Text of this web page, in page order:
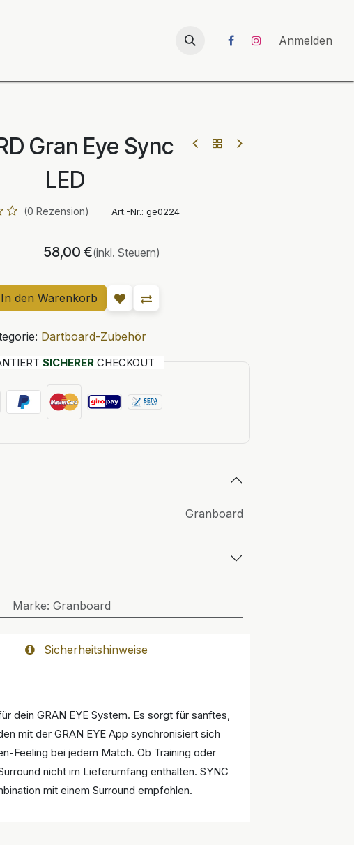
UNICORN-Launch 2026 Anmelden
Gran Eye Sync
LED
(0 Rezension) Art.-Nr.: ge0224
In den Warenkorb
58,00 €(inkl. Steuern)
Dartboard-Zubehör
SICHERERCHECKOUT
Granboard
Marke:Granboard
Sicherheitshinweise
dein GRAN EYE System. Es sorgt für sanftes,
mit der GRAN EYE App synchronisiert sich
Feeling bei jedem Match. Ob Training oder
nicht im Lieferumfang enthalten. SYNC
mit einem Surround empfohlen.